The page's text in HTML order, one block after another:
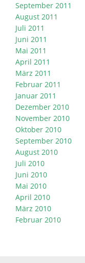
September 2011
August 2011
Juli 2011
Juni 2011
Mai 2011
April 2011
März 2011
Februar 2011
Januar 2011
Dezember 2010
November 2010
Oktober 2010
September 2010
August 2010
Juli 2010
Juni 2010
Mai 2010
April 2010
März 2010
Februar 2010